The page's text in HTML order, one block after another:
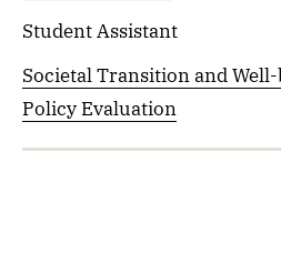
Student Assistant
Societal Transition and
Policy Evaluation